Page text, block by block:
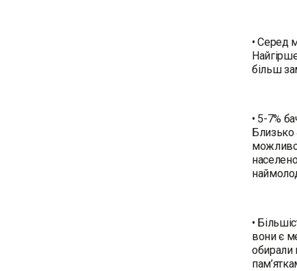
• Серед
більш
• 5-7%
Близько
•
вони є
обирали